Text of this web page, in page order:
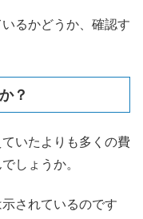
るかどうか、確認す
？
いたよりも多くの費
しょうか。
されているのです